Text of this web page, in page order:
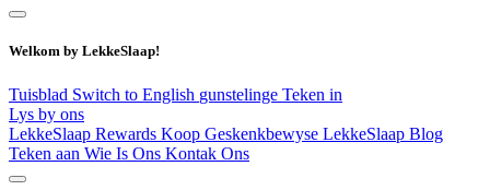
Welkom by LekkeSlaap!
Tuisblad Switch to English gunstelinge Teken in
Lys by ons
LekkeSlaap Rewards Koop Geskenkbewyse LekkeSlaap Blog
Teken aan Wie Is Ons Kontak Ons